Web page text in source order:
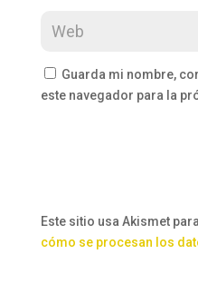
Guarda mi nombre,
este navegador para la
Este sitio usa Akismet
cómo se procesan los